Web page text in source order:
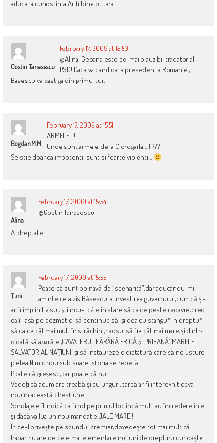
aduca la cunostinta.Ar fi bine pt tara
Costin Tanasescu
February 17, 2009 at 15:50
@Alina: Geoana este cel mai plauzibil tradator al
PSD! Daca va candida la presedentia Romaniei,
Basescu va castiga din primul tur.
Bogdan.M.M.
February 17, 2009 at 15:51
ARMELE…!
Unde sunt armele de la Ciorogarla…!!!???
Se stie doar ca impotentii sunt si foarte violenti…
Alina
February 17, 2009 at 15:54
@Costin Tanasescu
Ai dreptate!
Ţuni
February 17, 2009 at 15:55
Poate că sunt bolnavă de “scenarită”,dar aducându-mi
aminte ce a zis Băsescu la investirea guvernului,cum că şi-
ar fi împlinit visul, ştiindu-l că e în stare să calce peste cadavre,cred
că îi lasă pe bezmetici să continue să-şi dea cu stângu*-n dreptu*,
să calce cât mai mult în străchini,haosul să fie cât mai mare,şi dintr-
o dată să apară el,CAVALERUL FĂRĂRĂ FRICĂ ŞI PRIHANĂ”,MARELE
SALVATOR AL NAŢIUNII şi să instaureze o dictatură care să ne usture
pielea.Nimic nou sub soare istoria se repetă
Poate că greşesc,dar poate că nu.
Vedeţi că acum are treabă şi cu unguri,parcă ar fi interevnit ceva
nou în această chestiune.
Sondajele îl indică ca fiind pe primul loc încă mulţi au încredere în el
şi dacă va lua un nou mandat e JALE MARE !
În ce-l priveşte pe scundul premier,dovedeşte tot mai mult că
habar nu are de cele mai elementare noţiuni de drept,nu cunoaşte